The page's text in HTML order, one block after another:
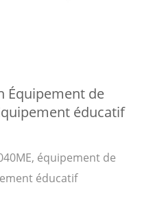
Équipement de
éducatif
équipement de
éducatif